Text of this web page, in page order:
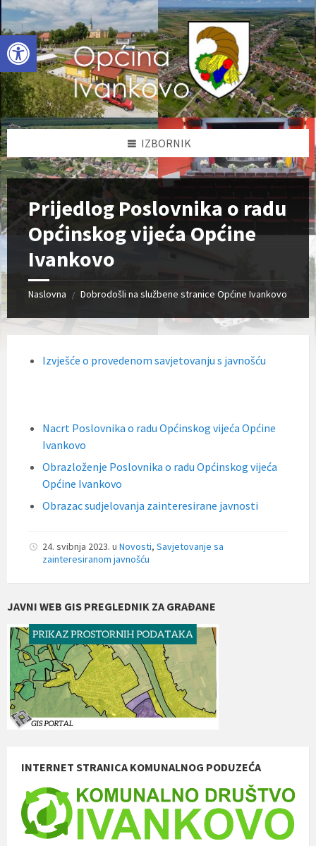
Open toolbar
Skip
to
content
Skip
to
left
sidebar
Skip
to
footer
IZBORNIK
Prijedlog Poslovnika o radu
Općinskog vijeća Općine
Ivankovo
Naslovna / Dobrodošli na službene stranice Općine Ivankovo
Izvješće o provedenom savjetovanju s javnošću
Nacrt Poslovnika o radu Općinskog vijeća Općine
Ivankovo
Obrazloženje Poslovnika o radu Općinskog vijeća
Općine Ivankovo
Obrazac sudjelovanja zainteresirane javnosti
24. svibnja 2023. u Novosti, Savjetovanje sa
zainteresiranom javnošću
JAVNI WEB GIS PREGLEDNIK ZA GRAĐANE
INTERNET STRANICA KOMUNALNOG PODUZEĆA